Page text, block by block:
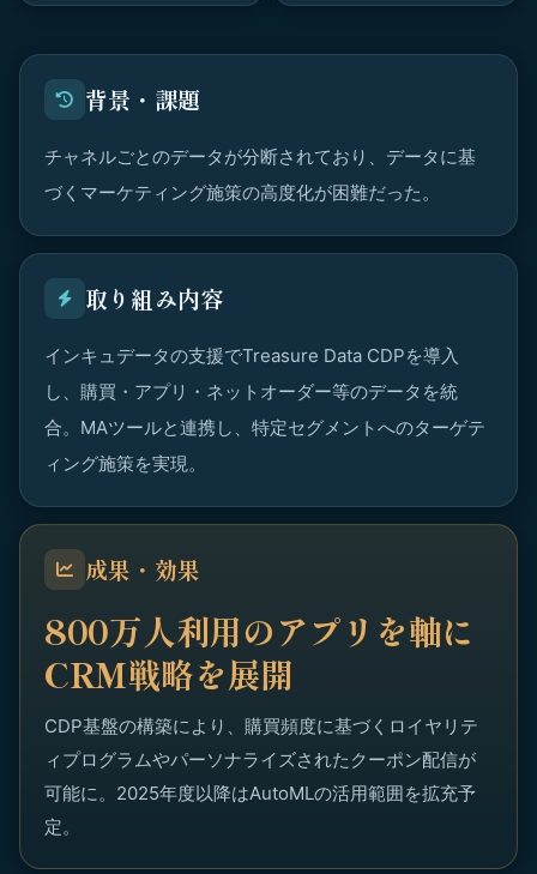
背景・課題
チャネルごとのデータが分断されており、データに基
づくマーケティング施策の高度化が困難だった。
取り組み内容
インキュデータの支援でTreasure Data CDPを導入
し、購買・アプリ・ネットオーダー等のデータを統
合。MAツールと連携し、特定セグメントへのターゲテ
ィング施策を実現。
成果・効果
800万人利用のアプリを軸に
CRM戦略を展開
CDP基盤の構築により、購買頻度に基づくロイヤリテ
ィプログラムやパーソナライズされたクーポン配信が
可能に。2025年度以降はAutoMLの活用範囲を拡充予
定。